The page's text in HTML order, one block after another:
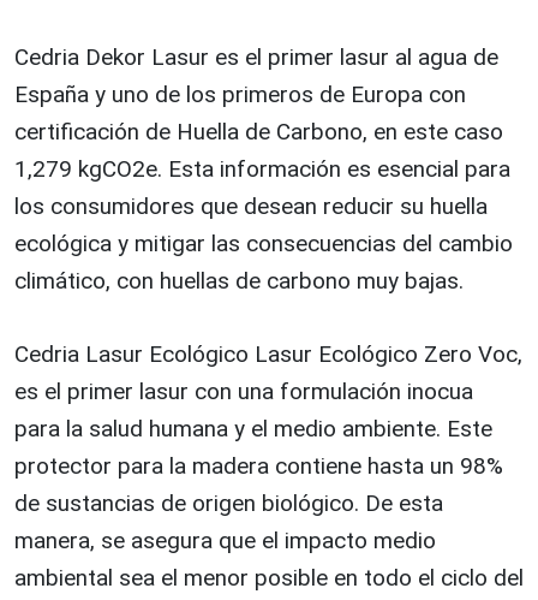
Cedria Dekor Lasur es el primer lasur al agua de
España y uno de los primeros de Europa con
certificación de Huella de Carbono, en este caso
1,279 kgCO2e. Esta información es esencial para
los consumidores que desean reducir su huella
ecológica y mitigar las consecuencias del cambio
climático, con huellas de carbono muy bajas.
Cedria Lasur Ecológico Lasur Ecológico Zero Voc,
es el primer lasur con una formulación inocua
para la salud humana y el medio ambiente. Este
protector para la madera contiene hasta un 98%
de sustancias de origen biológico. De esta
manera, se asegura que el impacto medio
ambiental sea el menor posible en todo el ciclo del